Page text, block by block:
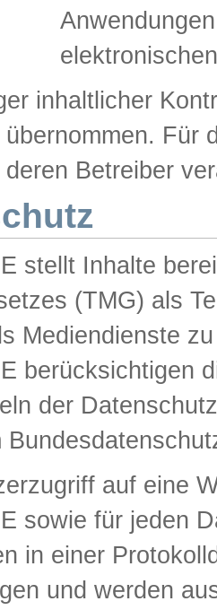
inhaltlicher
Für
Betreiber
stellt Inhalte
(TMG) als
Mediendienste
berücksichtigen
der
auf eine
sowie für jeden
in einer
und werden